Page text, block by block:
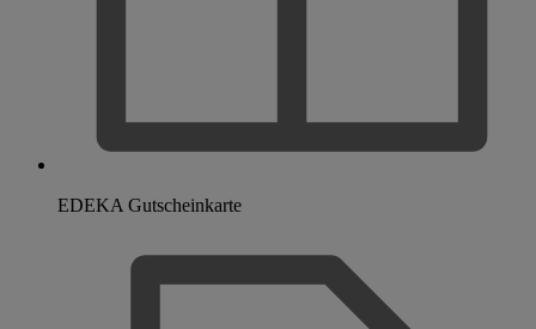
EDEKA Gutscheinkarte